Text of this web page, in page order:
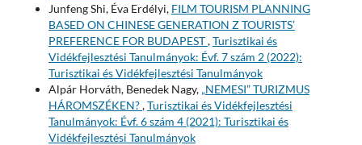
Junfeng Shi, Éva Erdélyi, FILM TOURISM PLANNING
BASED ON CHINESE GENERATION Z TOURISTS’
PREFERENCE FOR BUDAPEST,Turisztikai és
Vidékfejlesztési Tanulmányok: Évf. 7 szám 2 (2022):
Turisztikai és Vidékfejlesztési Tanulmányok
Alpár Horváth, Benedek Nagy, „NEMESI” TURIZMUS
HÁROMSZÉKEN?,Turisztikai és Vidékfejlesztési
Tanulmányok: Évf. 6 szám 4 (2021): Turisztikai és
Vidékfejlesztési Tanulmányok